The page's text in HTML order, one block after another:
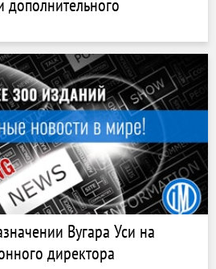
дополнительного
Вугара Уси на
директора